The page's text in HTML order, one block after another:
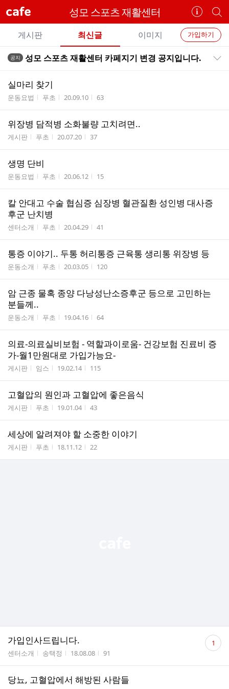
cafe 성모 스포츠 재활센터
카
페
정
보
보
기
개
별
카
페
검
카
메
뉴
가입하기
게시판 최신글 이미지
전
글
트
공지 성모 스포츠 재활센터 카페지기 변경 공지입니다.
실마리 찾기
게시판명
운동요법 작성자
푸초 작성시간
20.09.10 조회수
63
위장병 담적병 소화불량 고치려면..
게시판명
게시판 작성자
푸초 작성시간
20.07.20 조회수
37
생명 단비
게시판명
운동요법 작성자
푸초 작성시간
20.06.12 조회수
15
칼 안대고 수술 협심증 심장병 혈관질환 성인병 대사증
후군 난치병
게시판명
센터소개 작성자
푸초 작성시간
20.04.29 조회수
41
통증 이야기.. 두통 허리통증 근육통 생리통 위장병 등
게시판명
운동소개 작성자
푸초 작성시간
20.03.05 조회수
120
암 근종 물혹 종양 다낭성난소증후군 등으로 고민하는
분들께..
게시판명
운동소개 작성자
푸초 작성시간
19.04.16 조회수
64
의료-의료실비보험 - 역할과이로움- 건강보험 진료비 증
가-월1만원대로 가입가능요-
게시판명
게시판 작성자
임스 작성시간
19.02.14 조회수
115
고혈압의 원인과 고혈압에 좋은음식
게시판명
게시판 작성자
푸초 작성시간
19.01.04 조회수
43
세상에 알려져야 할 소중한 이야기
게시판명
게시판 작성자
푸초 작성시간
18.11.12 조회수
22
가입인사드립니다.
게시판명
센터소개 작성자
송택정 작성시간
18.08.08 조회수
91
댓
글 1
당뇨, 고혈압에서 해방된 사람들